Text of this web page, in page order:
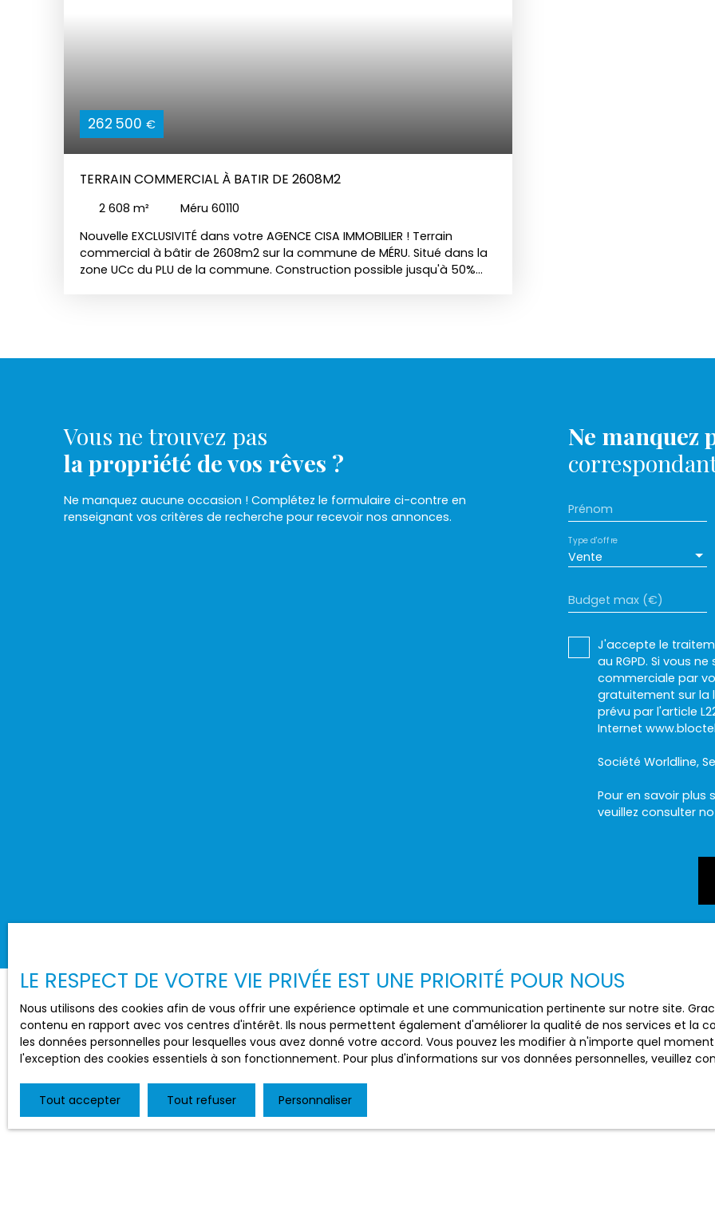
262 500 €
TERRAIN COMMERCIAL À BATIR DE 2608M2
2 608 m²
Méru 60110
Nouvelle EXCLUSIVITÉ dans votre AGENCE CISA IMMOBILIER ! Terrain
commercial à bâtir de 2608m2 sur la commune de MÉRU. Situé dans la
zone UCc du PLU de la commune. Construction possible jusqu'à 50%
Vous ne trouvez pas
la propriété de vos rêves ?
Ne manquez aucune occasion ! Complétez le formulaire ci-contre en
renseignant vos critères de recherche pour recevoir nos annonces.
Ne manquez
Prénom
Vente
Type d'offre
Budget max (€)
J'accepte le
au RGPD. Si vous
commerciale par
gratuitement sur la
prévu par l'article
Internet
Société Worldline,
Pour en savoir plus
veuillez consulter
LE RESPECT DE VOTRE VIE PRIVÉE EST UNE PRIORITÉ POUR NOUS
Nous utilisons des cookies afin de vous offrir une expérience optimale et une communication pertinente sur notre site.
contenu en rapport avec vos centres d'intérêt. Ils nous permettent également d'améliorer la qualité de nos services et la
les données personnelles pour lesquelles vous avez donné votre accord. Vous pouvez les modifier à n'importe quel
l'exception des cookies essentiels à son fonctionnement. Pour plus d'informations sur vos données personnelles, veuillez
Tout accepter Tout refuser Personnaliser